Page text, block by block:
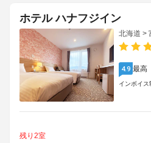
ホテル ハナフジイン
北海道 >
4.9 最高
インボイス
残り2室